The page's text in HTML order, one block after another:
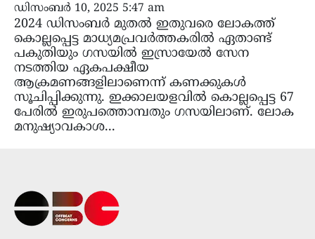
ഡിസംബർ 10, 2025 5:47 am
2024 ഡിസംബര്‍ മുതല്‍ ഇതുവരെ ലോകത്ത്
കൊല്ലപ്പെട്ട മാധ്യമപ്രവര്‍ത്തകരില്‍ ഏതാണ്ട്
പകുതിയും ഗസയില്‍ ഇസ്രായേല്‍ സേന
നടത്തിയ ഏകപക്ഷീയ
ആക്രമണങ്ങളിലാണെന്ന് കണക്കുകള്‍
സൂചിപ്പിക്കുന്നു. ഇക്കാലയളവില്‍ കൊല്ലപ്പെട്ട 67
പേരില്‍ ഇരുപത്തൊമ്പതും ഗസയിലാണ്. ലോക
മനുഷ്യാവകാശ...